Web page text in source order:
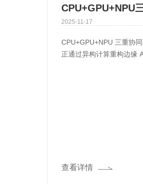
2025-11-17
CPU+GPU+NPU 三重协
正通过异构计算重构边缘
查看详情